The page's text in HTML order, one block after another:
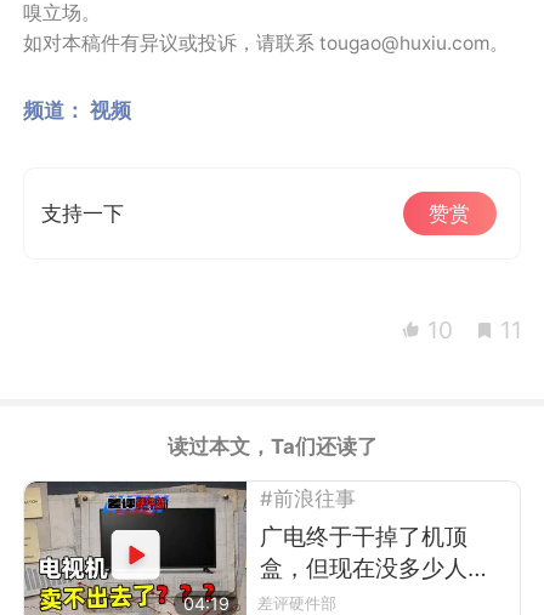
嗅立场。
如对本稿件有异议或投诉，请联系 tougao@huxiu.com。
频道： 视频
支持一下 赞赏
10 11
读过本文，Ta们还读了
04:19
#前浪往事
广电终于干掉了机顶
盒，但现在没多少人看
电视了
差评硬件部